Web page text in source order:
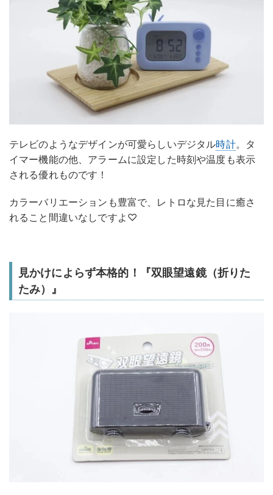
テレビのようなデザインが可愛らしいデジタル時計。タ
イマー機能の他、アラームに設定した時刻や温度も表示
される優れものです！
カラーバリエーションも豊富で、レトロな見た目に癒さ
れること間違いなしですよ♡
見かけによらず本格的！『双眼望遠鏡（折りた
たみ）』